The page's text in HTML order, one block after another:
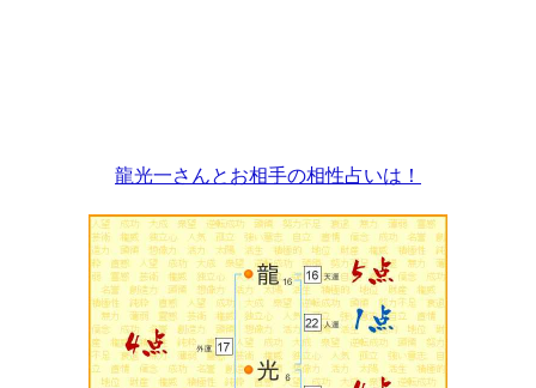
龍光一さんとお相手の相性占いは！